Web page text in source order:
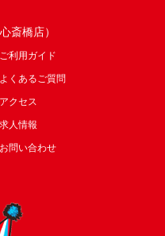
斎橋店）
利用ガイド
くあるご質問
クセス
人情報
問い合わせ